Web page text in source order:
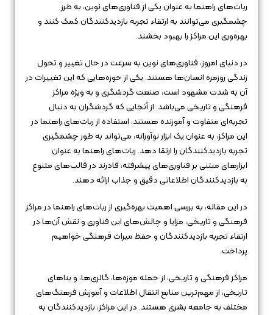
ربات‌های راهنما به عنوان یکی از فناوری‌های نوین، به طرز
چشمگیری می‌توانند به ارتقاء تجربه بازدیدکنندگان کمک کنند و
بهره‌وری این مراکز را بهبود بخشند.
در دنیای امروز، فناوری‌های نوین به سرعت در حال تغییر و تحول
زندگی روزمره انسان‌ها هستند. یکی از حوزه‌هایی که این تغییرات در
آن به شدت مشهود است، صنعت گردشگری و به ویژه مراکز
فرهنگی و تاریخی می‌باشد. از آنجایی که گردشگران به دنبال
تجربه‌ای متفاوت و آموزنده هستند، استفاده از ربات‌های راهنما در
این مراکز، به عنوان یک ابزار نوآورانه، می‌تواند به طور چشمگیری
تجربه بازدیدکنندگان را ارتقا دهد. ربات‌های راهنما به عنوان
ابزارهای مبتنی بر فناوری‌های پیشرفته، قادرند در قالب‌های متنوع
به بازدیدکنندگان اطلاعاتی دقیق و جذاب ارائه دهند.
در این مقاله، به بررسی اهمیت بهره‌گیری از ربات‌های راهنما در مراکز
فرهنگی و تاریخی، مزایا و چالش‌های این فناوری و نقش آن‌ها در
ارتقاء تجربه بازدیدکنندگان و حفظ میراث فرهنگی خواهیم
پرداخت.
مراکز فرهنگی و تاریخی، از جمله موزه‌ها، گالری‌ها، و بناهای
تاریخی، از مهم‌ترین منابع انتقال اطلاعات و آموزش فرهنگ‌های
مختلف به جامعه بشری هستند. در این مراکز، بازدیدکنندگان به